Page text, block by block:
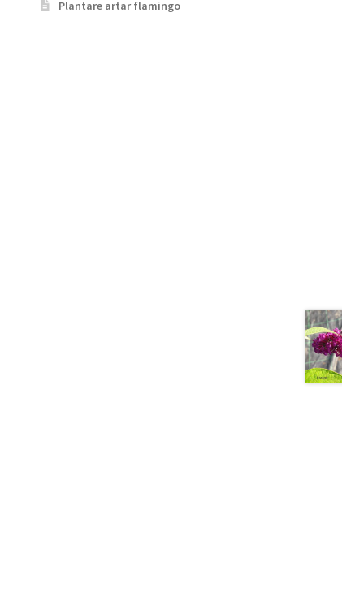
Plantare artar flamingo